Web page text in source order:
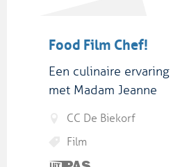
Food Film Chef!
Een culinaire
met Madam Jeanne
CC De Biekorf
Film